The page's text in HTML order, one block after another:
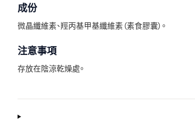
成份
微晶纖維素、羥丙基甲基纖維素（素食膠囊）。
注意事項
存放在陰涼乾燥處。